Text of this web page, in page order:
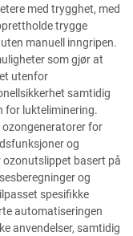
med trygghet, med
trygge
manuell inngripen.
som gjør at
utenfor
samtidig
for lukteliminering.
for
og
ozonutslippet basert på
og
spesifikke
automatiseringen
anvendelser, samtidig